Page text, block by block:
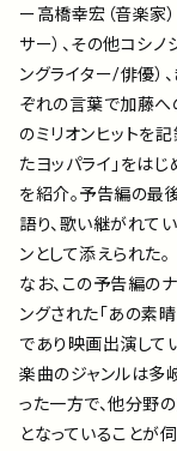
ー高橋幸宏（音楽家
サー）、その他コシノ
ングライター/俳優）
ぞれの言葉で加藤へ
のミリオンヒットを
たヨッパライ」をは
を紹介。予告編の最
語り、歌い継がれて
ンとして添えられた。
なお、この予告編の
ングされた「あの素
であり映画出演して
楽曲のジャンルは多
った一方で、他分野
となっていることが